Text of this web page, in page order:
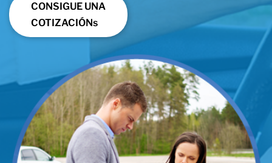
CONSIGUE UNA
COTIZACIÓNs